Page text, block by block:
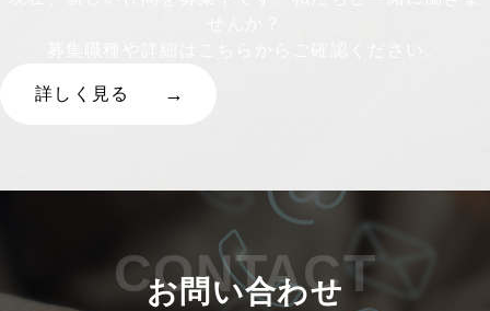
詳しく見る
CONTACT
お問い合わせ